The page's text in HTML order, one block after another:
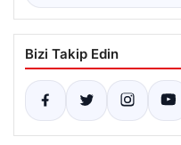
Bizi Takip Edin